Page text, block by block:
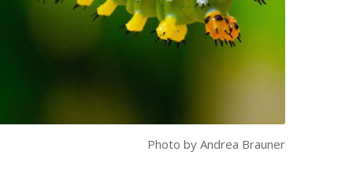
Photo by Andrea Brauner